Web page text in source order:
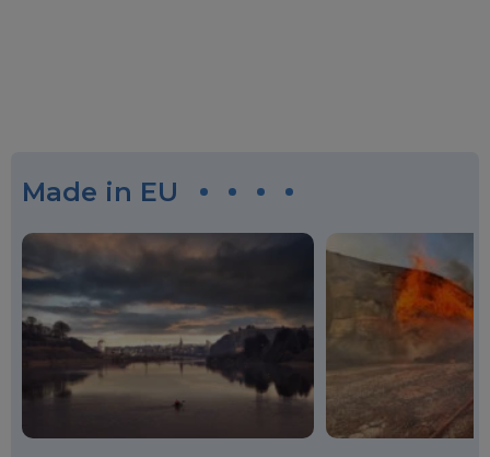
Made in EU